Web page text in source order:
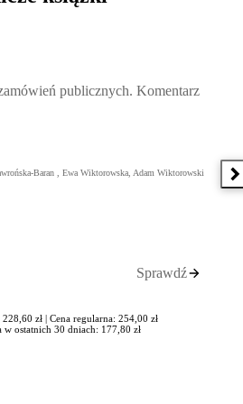
publicznych. Komentarz
Baran , Ewa Wiktorowska, Adam Wiktorowski
Sprawdź
zł | Cena regularna: 254,00 zł
w ostatnich 30 dniach: 177,80 zł